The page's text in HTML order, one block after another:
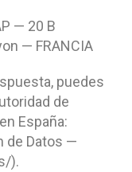
— 20 B
— FRANCIA
puedes
de
España:
de Datos —
).